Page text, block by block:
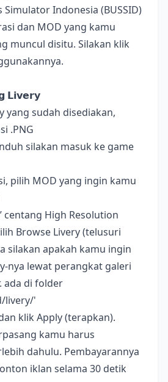
Simulator Indonesia (BUSSID)
dan MOD yang kamu
muncul disitu. Silakan klik
𝗟𝗶𝘃𝗲𝗿𝘆
yang sudah disediakan,
.PNG
silakan masuk ke game
pilih MOD yang ingin kamu
centang High Resolution
Browse Livery (telusuri
silakan apakah kamu ingin
nya lewat perangkat galeri
ada di folder
livery/'
klik Apply (terapkan).
kamu harus
dahulu. Pembayarannya
iklan selama 30 detik